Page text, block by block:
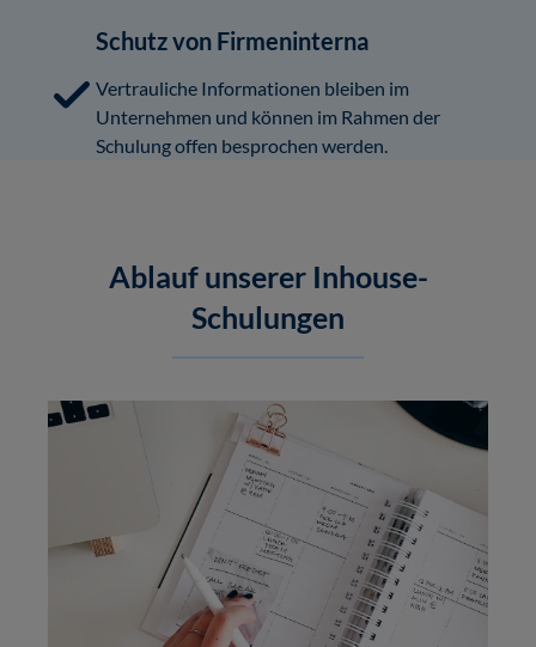
Schutz von Firmeninterna
Vertrauliche Informationen bleiben im
Unternehmen und können im Rahmen der
Schulung offen besprochen werden.
Ablauf unserer Inhouse-
Schulungen